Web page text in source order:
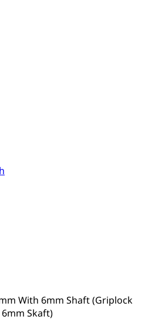
With 6mm Shaft (Griplock
Skaft)